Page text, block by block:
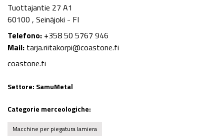
Tuottajantie 27 A1
60100 , Seinäjoki - FI
Telefono: +358 50 5767 946
Mail: tarja.riitakorpi@coastone.fi
coastone.fi
Settore: SamuMetal
Categorie merceologiche:
Macchine per piegatura lamiera